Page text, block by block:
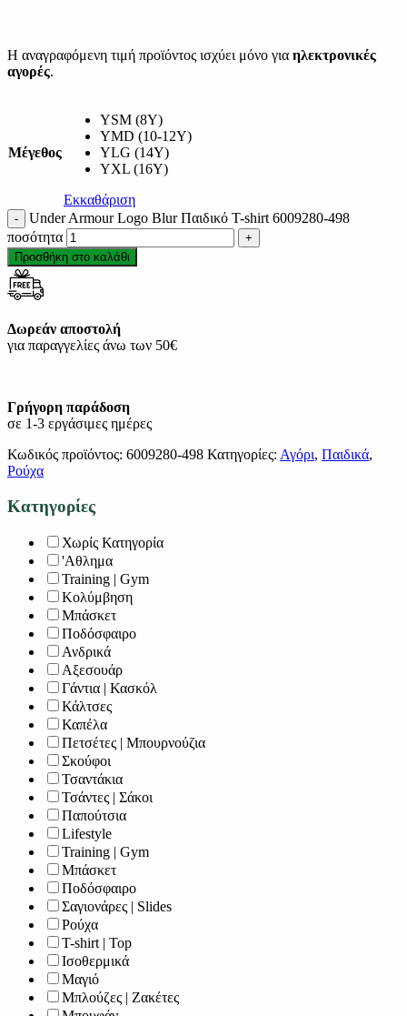
Η αναγραφόμενη τιμή προϊόντος ισχύει μόνο για ηλεκτρονικές
αγορές.
Μέγεθος
YSM (8Y)
YMD (10-12Y)
YLG (14Y)
YXL (16Y)
Εκκαθάριση
Under Armour Logo Blur Παιδικό T-shirt 6009280-498
ποσότητα
Προσθήκη στο καλάθι
Δωρεάν αποστολή
για παραγγελίες άνω των 50€
Γρήγορη παράδοση
σε 1-3 εργάσιμες ημέρες
Κωδικός προϊόντος: 6009280-498 Κατηγορίες: Αγόρι, Παιδικά,
Ρούχα
Κατηγορίες
Χωρίς Κατηγορία
'Αθλημα
Training | Gym
Κολύμβηση
Μπάσκετ
Ποδόσφαιρο
Ανδρικά
Αξεσουάρ
Γάντια | Κασκόλ
Κάλτσες
Καπέλα
Πετσέτες | Μπουρνούζια
Σκούφοι
Τσαντάκια
Τσάντες | Σάκοι
Παπούτσια
Lifestyle
Training | Gym
Μπάσκετ
Ποδόσφαιρο
Σαγιονάρες | Slides
Ρούχα
T-shirt | Top
Ισοθερμικά
Μαγιό
Μπλούζες | Ζακέτες